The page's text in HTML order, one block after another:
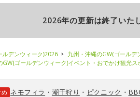
2026年の更新は終了いた
ルデンウィーク)2026
九州・沖縄のGW(ゴールデ
GW(ゴールデンウィーク)イベント・おでかけ観光ス
ネモフィラ ・ 潮干狩り ・ ピクニック ・